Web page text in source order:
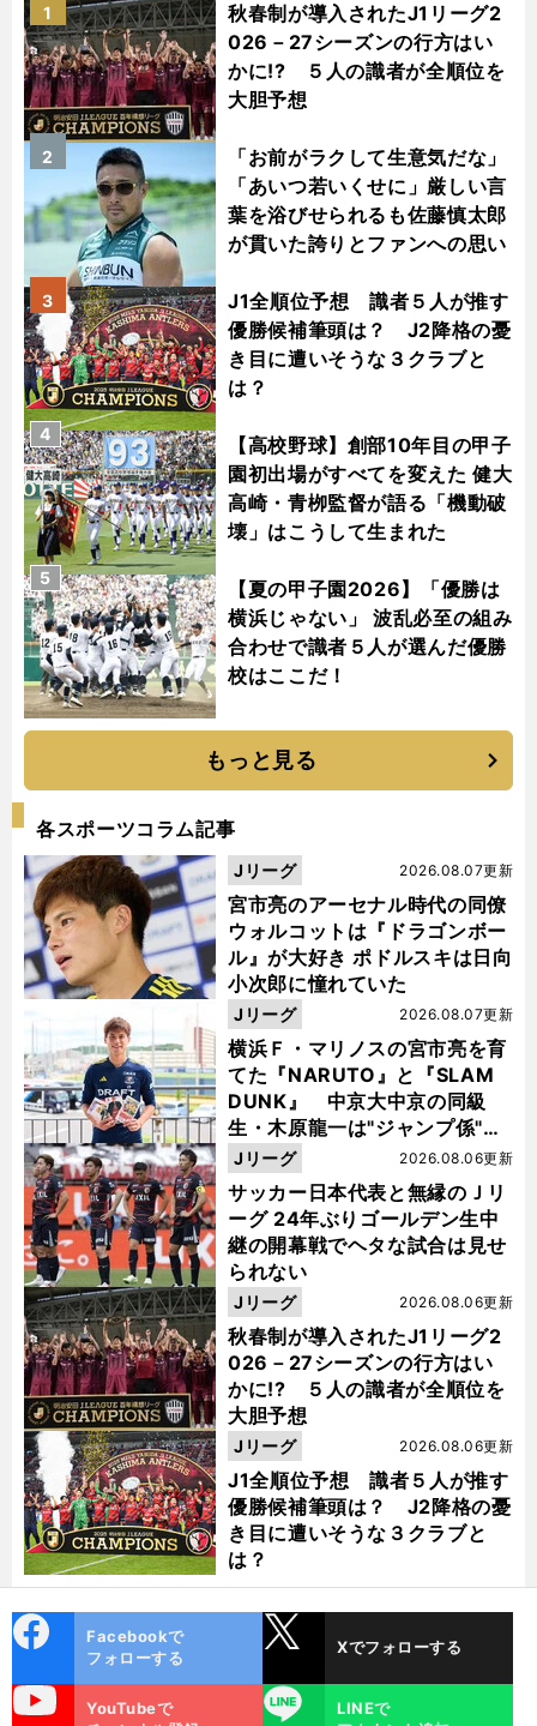
秋春制が導入されたJ1リーグ2
026－27シーズンの行方はい
かに!? ５人の識者が全順位を
大胆予想
1
「お前がラクして生意気だな」
「あいつ若いくせに」厳しい言
葉を浴びせられるも佐藤慎太郎
が貫いた誇りとファンへの思い
2
J1全順位予想 識者５人が推す
優勝候補筆頭は？ J2降格の憂
き目に遭いそうな３クラブと
は？
3
【高校野球】創部10年目の甲子
園初出場がすべてを変えた 健大
高崎・青栁監督が語る「機動破
壊」はこうして生まれた
4
【夏の甲子園2026】「優勝は
横浜じゃない」 波乱必至の組み
合わせで識者５人が選んだ優勝
校はここだ！
5
もっと見る
各スポーツコラム記事
宮市亮のアーセナル時代の同僚
ウォルコットは『ドラゴンボー
ル』が大好き ポドルスキは日向
小次郎に憧れていた
2026.08.07更新
Jリーグ
横浜Ｆ・マリノスの宮市亮を育
てた『NARUTO』と『SLAM
DUNK』 中京大中京の同級
生・木原龍一は"ジャンプ係"だ
った
2026.08.07更新
Jリーグ
サッカー日本代表と無縁のＪリ
ーグ 24年ぶりゴールデン生中
継の開幕戦でヘタな試合は見せ
られない
2026.08.06更新
Jリーグ
秋春制が導入されたJ1リーグ2
026－27シーズンの行方はい
かに!? ５人の識者が全順位を
大胆予想
2026.08.06更新
Jリーグ
J1全順位予想 識者５人が推す
優勝候補筆頭は？ J2降格の憂
き目に遭いそうな３クラブと
は？
2026.08.06更新
Jリーグ
ok
Facebookで
フォローする
Xでフォローする
YouTubeで
LINE
LINEで